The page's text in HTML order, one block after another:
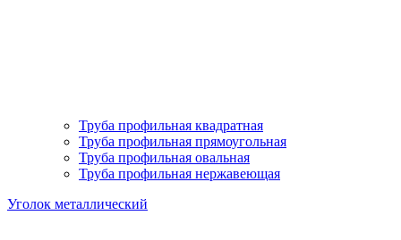
Труба профильная квадратная
Труба профильная прямоугольная
Труба профильная овальная
Труба профильная нержавеющая
Уголок металлический